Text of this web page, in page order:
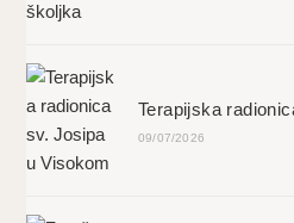
Terapijska
09/07/2026